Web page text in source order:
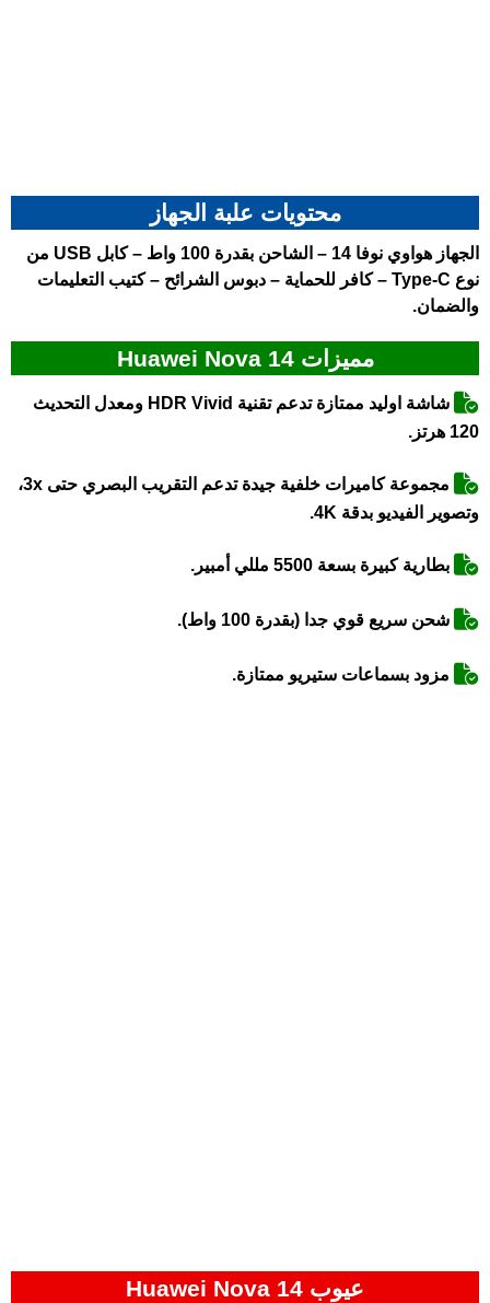
محتويات علبة الجهاز
الجهاز هواوي نوفا 14 – الشاحن بقدرة 100 واط – كابل USB من
نوع Type-C – كافر للحماية – دبوس الشرائح – كتيب التعليمات
والضمان.
مميزات Huawei Nova 14
شاشة اوليد ممتازة تدعم تقنية HDR Vivid ومعدل التحديث
120 هرتز.
مجموعة كاميرات خلفية جيدة تدعم التقريب البصري حتى 3x،
وتصوير الفيديو بدقة 4K.
بطارية كبيرة بسعة 5500 مللي أمبير.
شحن سريع قوي جدا (بقدرة 100 واط).
مزود بسماعات ستيريو ممتازة.
عيوب Huawei Nova 14